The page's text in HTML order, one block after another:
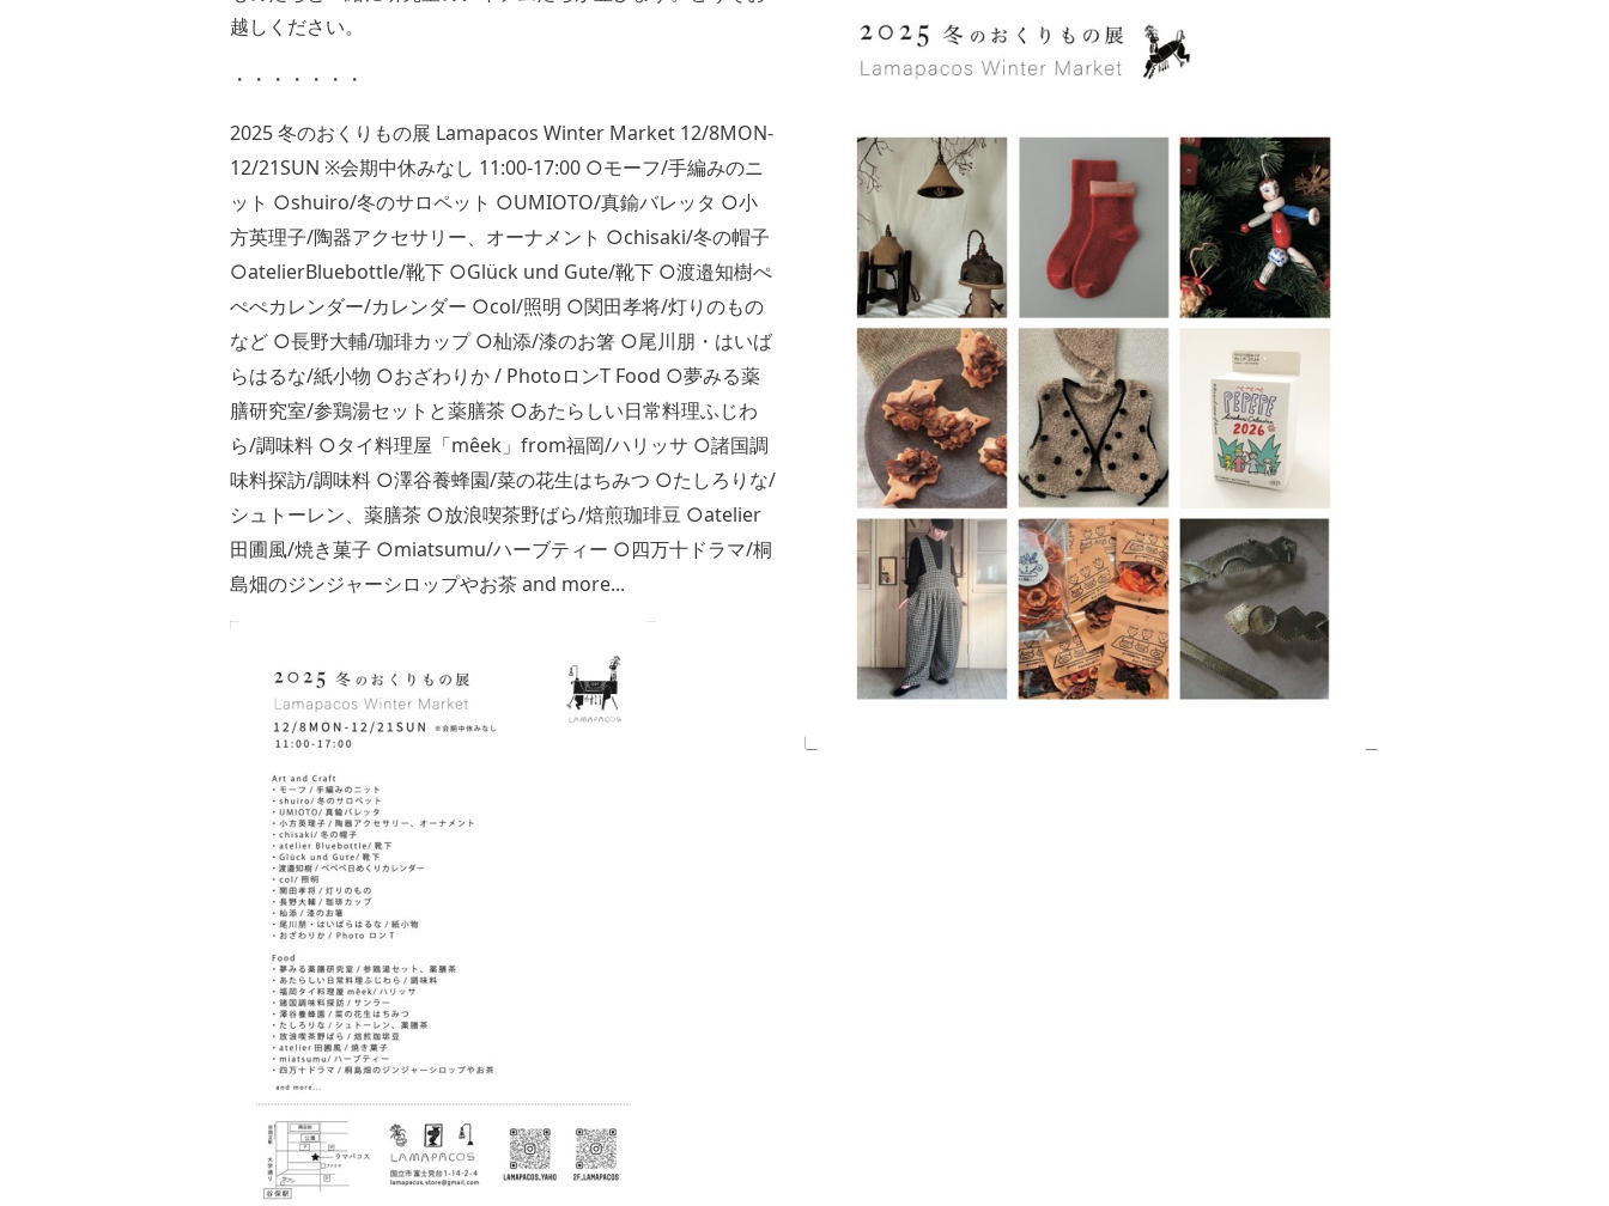
越しください。
・・・・・・・
2025 冬のおくりもの展 Lamapacos Winter Market 12/8MON-
12/21SUN ※会期中休みなし 11:00-17:00 ○モーフ/手編みのニ
ット ○shuiro/冬のサロペット ○UMIOTO/真鍮バレッタ ○小
方英理子/陶器アクセサリー、オーナメント ○chisaki/冬の帽子
○atelierBluebottle/靴下 ○Glück und Gute/靴下 ○渡邉知樹ぺ
ぺぺカレンダー/カレンダー ○col/照明 ○関田孝将/灯りのもの
など ○長野大輔/珈琲カップ ○杣添/漆のお箸 ○尾川朋・はいば
らはるな/紙小物 ○おざわりか / PhotoロンT Food ○夢みる薬
膳研究室/参鶏湯セットと薬膳茶 ○あたらしい日常料理ふじわ
ら/調味料 ○タイ料理屋「mêek」from福岡/ハリッサ ○諸国調
味料探訪/調味料 ○澤谷養蜂園/菜の花生はちみつ ○たしろりな/
シュトーレン、薬膳茶 ○放浪喫茶野ばら/焙煎珈琲豆 ○atelier
田圃風/焼き菓子 ○miatsumu/ハーブティー ○四万十ドラマ/桐
島畑のジンジャーシロップやお茶 and more...